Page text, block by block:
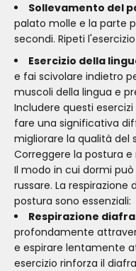
Sollevamento del
palato molle e la parte
secondi. Ripeti
Esercizio della
e fai scivolare indietro
muscoli della lingua e
Includere questi
fare una significativa
migliorare la qualità del
Correggere la postura
Il modo in cui dormi
russare. La
postura sono essenziali:
Respirazione
profondamente
e espirare lentamente
esercizio rinforza il